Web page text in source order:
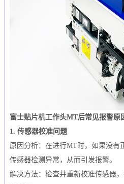
富士贴片机工作头MT后常见报警原
1. 传感器校准问题
原因分析：在进行MT时，如果没有
传感器检测异常，从而引发报警。
解决方法：检查并重新校准传感器